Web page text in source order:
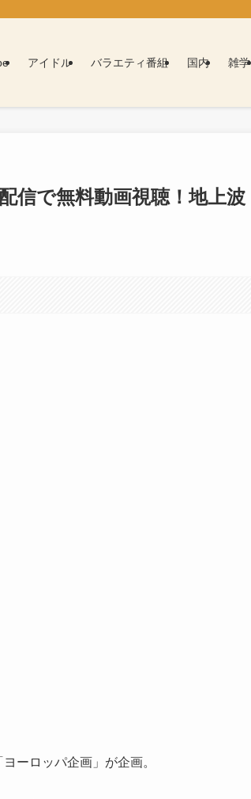
アイドル バラエティ番組 国内 雑学
信で無料動画視聴！地上波
ーロッパ企画」が企画。